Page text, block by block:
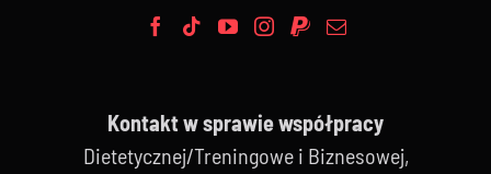
Kontakt w sprawie współpracy
Dietetycznej/Treningowe i Biznesowej,